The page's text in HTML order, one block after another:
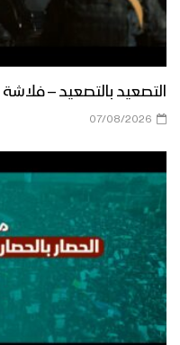
التصعيد بالتصعيد – فلاشة 1448هـ
07/08/2026